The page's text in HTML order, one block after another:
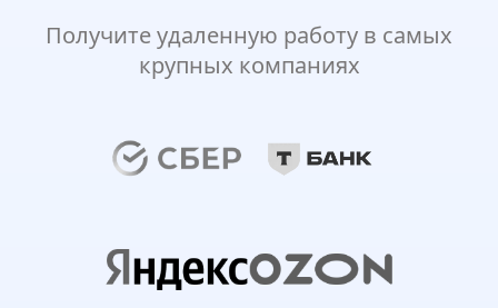
Получите удаленную работу в самых
крупных компаниях